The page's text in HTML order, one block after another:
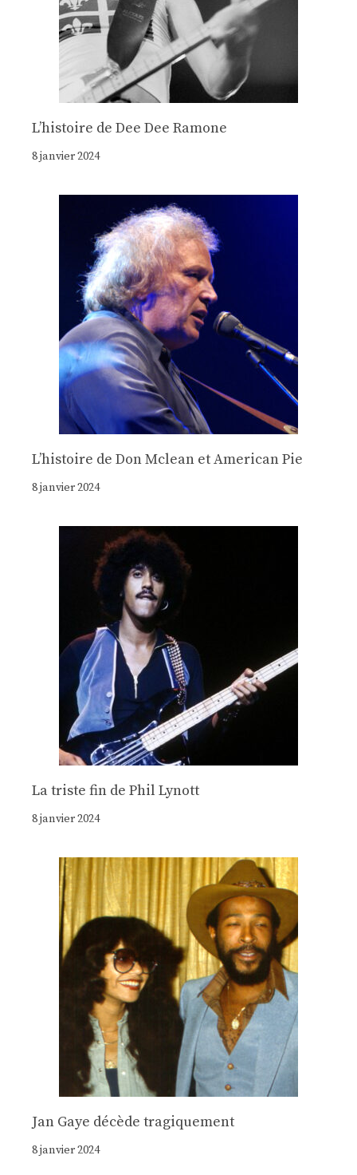
Lʼhistoire de Dee Dee Ramone
8 janvier 2024
Lʼhistoire de Don Mclean et American Pie
8 janvier 2024
La triste fin de Phil Lynott
8 janvier 2024
Jan Gaye décède tragiquement
8 janvier 2024